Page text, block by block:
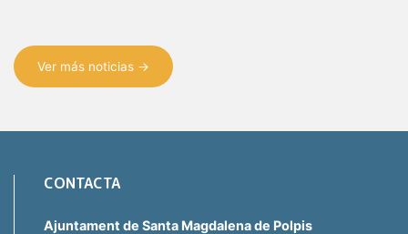
Ver más noticias →
CONTACTA
Ajuntament de Santa Magdalena de Polpis